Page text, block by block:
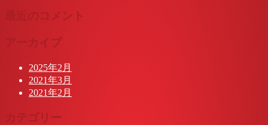
最近のコメント
アーカイブ
2025年2月
2021年3月
2021年2月
カテゴリー